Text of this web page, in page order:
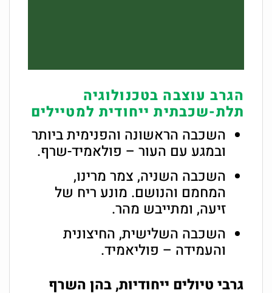
הגרב עוצבה בטכנולוגיה
תלת-שכבתית ייחודית למטיילים
השכבה הראשונה והפנימית ביותר
ובמגע עם העור – פולאמיד-שרף.
השכבה השניה, צמר מרינו,
המחמם והנושם. מונע ריח של
זיעה, ומתייבש מהר.
השכבה השלישית, החיצונית
והעמידה – פוליאמיד.
גרבי טיולים ייחודיות, בהן השרף